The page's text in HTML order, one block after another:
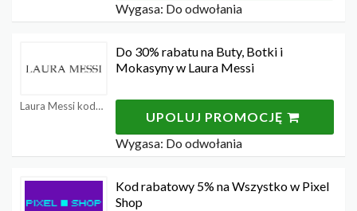
Wygasa: Do odwołania
Laura Messi kody rabatowe
Do 30% rabatu na Buty, Botki i
Mokasyny w Laura Messi
UPOLUJ PROMOCJĘ
Wygasa: Do odwołania
Kod rabatowy 5% na Wszystko w Pixel
Shop